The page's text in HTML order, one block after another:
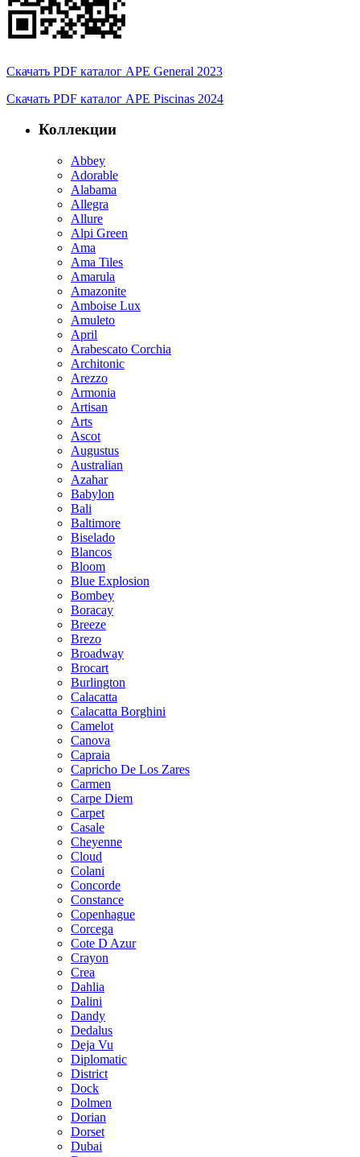
Скачать PDF каталог APE General 2023
Скачать PDF каталог APE Piscinas 2024
Коллекции
Abbey
Adorable
Alabama
Allegra
Allure
Alpi Green
Ama
Ama Tiles
Amarula
Amazonite
Amboise Lux
Amuleto
April
Arabescato Corchia
Architonic
Arezzo
Armonia
Artisan
Arts
Ascot
Augustus
Australian
Azahar
Babylon
Bali
Baltimore
Biselado
Blancos
Bloom
Blue Explosion
Bombey
Boracay
Breeze
Brezo
Broadway
Brocart
Burlington
Calacatta
Calacatta Borghini
Camelot
Canova
Capraia
Capricho De Los Zares
Carmen
Carpe Diem
Carpet
Casale
Cheyenne
Cloud
Colani
Concorde
Constance
Copenhague
Corcega
Cote D Azur
Crayon
Crea
Dahlia
Dalini
Dandy
Dedalus
Deja Vu
Diplomatic
District
Dock
Dolmen
Dorian
Dorset
Dubai